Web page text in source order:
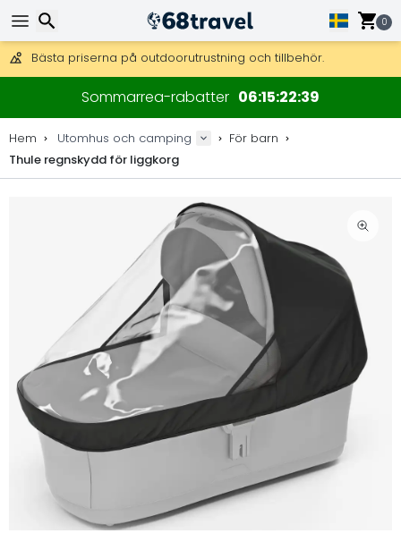
0
DHL Express över natten är också tillgängligt.
30 dagar för retur, 90 dagar för träkartor och dekorationer.
Bästa priserna på outdoorutrustning och tillbehör.
Sommarrea-rabatter 06 15 22 38
Hem Utomhus och camping
För barn
Thule regnskydd för liggkorg
Sök